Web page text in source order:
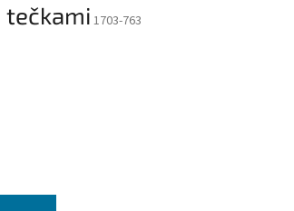
tečkami 1703-763